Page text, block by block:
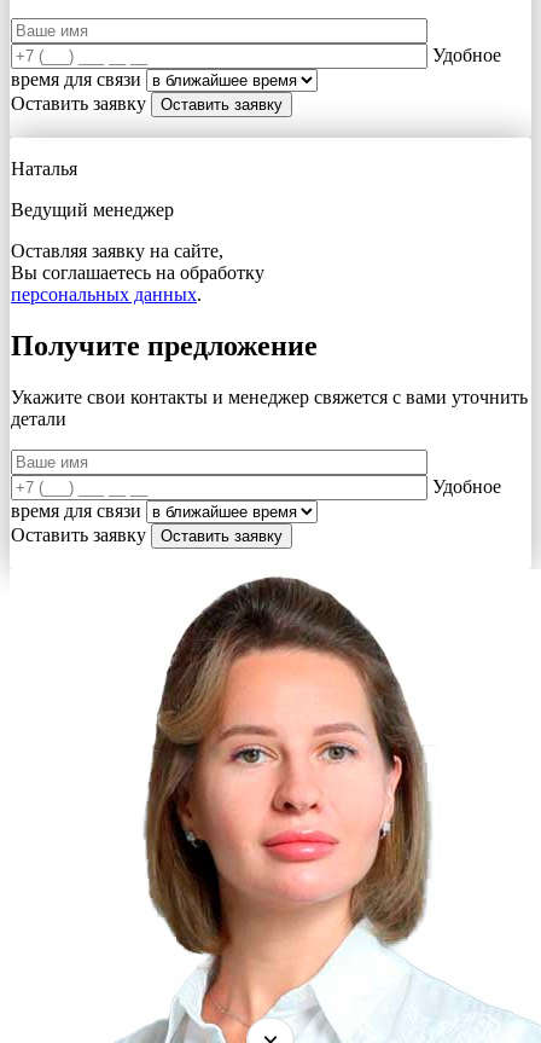
Удобное
время для связи
Оставить заявку
Наталья
Ведущий менеджер
Оставляя заявку на сайте,
Вы соглашаетесь на обработку
персональных данных.
Получите предложение
Укажите свои контакты и менеджер свяжется с вами уточнить
детали
Удобное
время для связи
Оставить заявку